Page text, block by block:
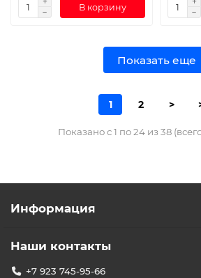
В корзину
Показать еще
1 2 >
Показано с 1 по 24 из 38
Информация
Наши контакты
+7 923 745-95-66